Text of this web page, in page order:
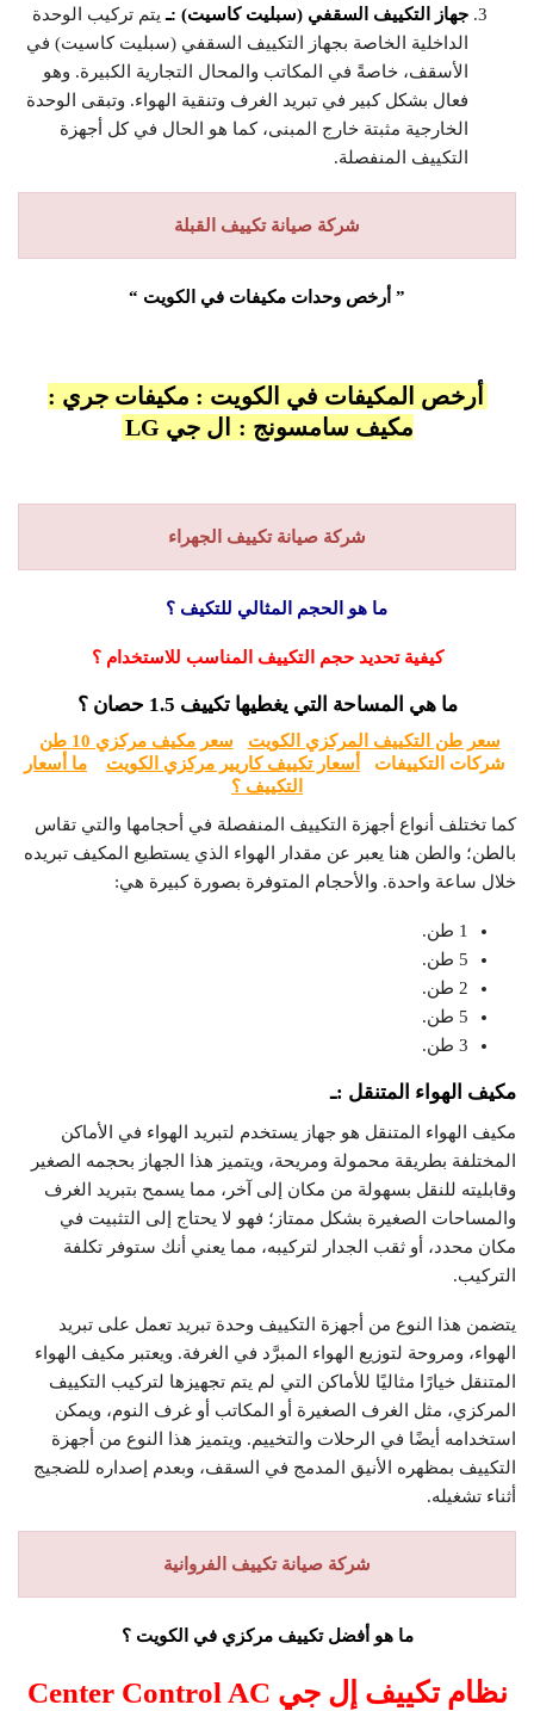
جهاز التكييف السقفي (سبليت كاسيت) :ـ يتم تركيب الوحدة
الداخلية الخاصة بجهاز التكييف السقفي (سبليت كاسيت) في
الأسقف، خاصةً في المكاتب والمحال التجارية الكبيرة. وهو
فعال بشكل كبير في تبريد الغرف وتنقية الهواء. وتبقى الوحدة
الخارجية مثبتة خارج المبنى، كما هو الحال في كل أجهزة
التكييف المنفصلة.
شركة صيانة تكييف القبلة
” أرخص وحدات مكيفات في الكويت “
أرخص المكيفات في الكويت : مكيفات جري :
مكيف سامسونج : ال جي LG
شركة صيانة تكييف الجهراء
ما هو الحجم المثالي للتكيف ؟
كيفية تحديد حجم التكييف المناسب للاستخدام ؟
ما هي المساحة التي يغطيها تكييف 1.5 حصان ؟
سعر طن التكييف المركزي الكويت
سعر مكيف مركزي 10 طن
شركات التكييفات
أسعار تكييف كاريير مركزي الكويت
ما أسعار
التكييف ؟
كما تختلف أنواع أجهزة التكييف المنفصلة في أحجامها والتي تقاس
بالطن؛ والطن هنا يعبر عن مقدار الهواء الذي يستطيع المكيف تبريده
خلال ساعة واحدة. والأحجام المتوفرة بصورة كبيرة هي:
1 طن.
5 طن.
2 طن.
5 طن.
3 طن.
مكيف الهواء المتنقل :ـ
مكيف الهواء المتنقل هو جهاز يستخدم لتبريد الهواء في الأماكن
المختلفة بطريقة محمولة ومريحة، ويتميز هذا الجهاز بحجمه الصغير
وقابليته للنقل بسهولة من مكان إلى آخر، مما يسمح بتبريد الغرف
والمساحات الصغيرة بشكل ممتاز؛ فهو لا يحتاج إلى التثبيت في
مكان محدد، أو ثقب الجدار لتركيبه، مما يعني أنك ستوفر تكلفة
التركيب.
يتضمن هذا النوع من أجهزة التكييف وحدة تبريد تعمل على تبريد
الهواء، ومروحة لتوزيع الهواء المبرَّد في الغرفة. ويعتبر مكيف الهواء
المتنقل خيارًا مثاليًا للأماكن التي لم يتم تجهيزها لتركيب التكييف
المركزي، مثل الغرف الصغيرة أو المكاتب أو غرف النوم، ويمكن
استخدامه أيضًا في الرحلات والتخييم. ويتميز هذا النوع من أجهزة
التكييف بمظهره الأنيق المدمج في السقف، وبعدم إصداره للضجيج
أثناء تشغيله.
شركة صيانة تكييف الفروانية
ما هو أفضل تكييف مركزي في الكويت ؟
نظام تكييف إل جي Center Control AC